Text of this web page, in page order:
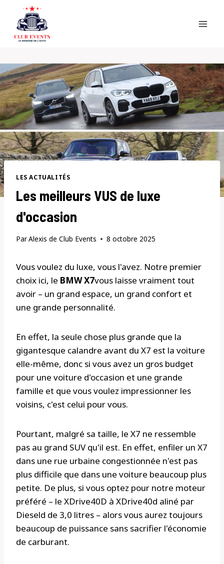
content
LES ACTUALITÉS
Les meilleurs VUS de luxe
d'occasion
ParAlexis de Club Events 8 octobre 2025
Vous voulez du luxe, vous l'avez. Notre premier
choix ici, le BMW X7vous laisse vraiment tout
avoir – un grand espace, un grand confort et
une grande personnalité.
En effet, la seule chose plus grande que la
gigantesque calandre avant du X7 est la voiture
elle-même, donc si vous avez un gros budget
pour une voiture d'occasion et une grande
famille et que vous voulez impressionner les
voisins, c'est celui pour vous.
Pourtant, malgré sa taille, le X7 ne ressemble
pas au grand SUV qu'il est. En effet, enfiler un X7
dans une rue urbaine congestionnée n'est pas
plus difficile que dans une voiture beaucoup plus
petite. De plus, si vous optez pour notre moteur
préféré – le XDrive40D à XDrive40d aliné par
Dieseld de 3,0 litres – alors vous aurez toujours
beaucoup de puissance sans sacrifier l'économie
de carburant.